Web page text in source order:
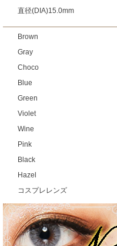
直径(DIA)15.0mm
Brown
Gray
Choco
Blue
Green
Violet
Wine
Pink
Black
Hazel
コスプレレンズ